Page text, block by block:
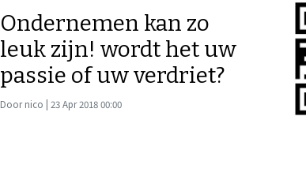
Ondernemen kan zo
leuk zijn! wordt het uw
passie of uw verdriet?
Door nico | 23 Apr 2018 00:00